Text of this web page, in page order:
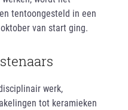
tentoongesteld in een
van start ging.
werk,
tot keramieken